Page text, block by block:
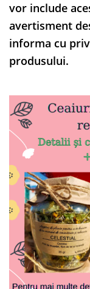
vor include
avertisment
informa cu
produsului.